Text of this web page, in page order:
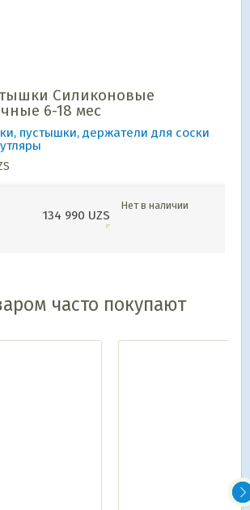
Силиконовые
6-18 мес
пустышки, держатели для соски
134 990 UZS
Нет в наличии
часто покупают